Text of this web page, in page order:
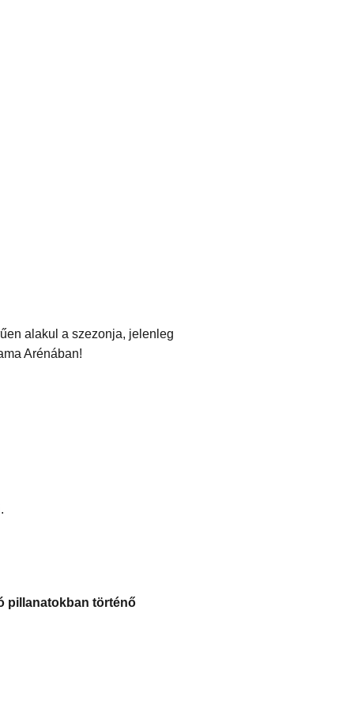
alakul a szezonja, jelenleg
Arénában!
pillanatokban történő